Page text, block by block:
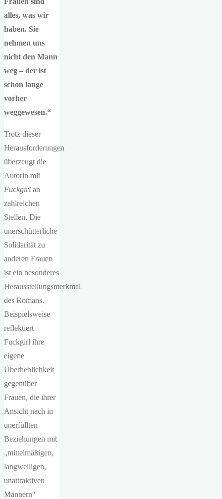
alles, was wir
haben. Sie
nehmen uns
nicht den Mann
weg – der ist
schon lange
vorher
weggewesen.“
Trotz dieser
Herausforderungen
überzeugt die
Autorin mit
Fuckgirl an
zahlreichen
Stellen. Die
unerschütterliche
Solidarität zu
anderen Frauen
ist ein besonderes
Herausstellungsmerkmal
des Romans.
Beispielsweise
reflektiert
Fuckgirl ihre
eigene
Überheblichkeit
gegenüber
Frauen, die ihrer
Ansicht nach in
unerfüllten
Beziehungen mit
„mittelmäßigen,
langweiligen,
unattraktiven
Männern“